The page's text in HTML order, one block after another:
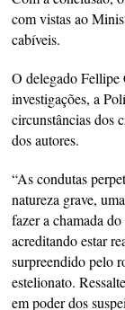
com vistas ao
cabíveis.
O delegado Fellipe
investigações, a
circunstâncias dos
dos autores.
“As condutas
natureza grave,
fazer a chamada
acreditando estar
surpreendido pelo
estelionato.
em poder dos